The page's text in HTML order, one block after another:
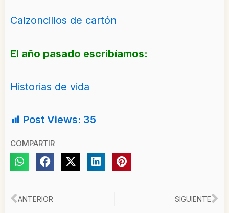
Calzoncillos de cartón
El año pasado escribíamos:
Historias de vida
Post Views: 35
COMPARTIR
Ant
ANTERIOR SIGUIENTE